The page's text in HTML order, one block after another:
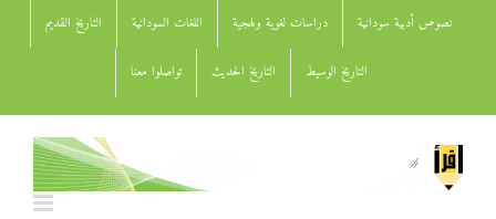
نصوص أدبية سودانية دراسات لغوية ولهجية اللغات السودانية التاريخ القديم
التاريخ الوسيط التاريخ الحديث تواصلوا معنا